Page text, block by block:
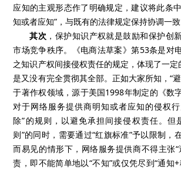
应知的主观形态作了明确规定，建议将此条
知或者应知”，与既有的法律规定保持协调一致
其次 ，保护知识产权就是鼓励和保护创
市场竞争秩序。《电商法草案》第53条是对
之知识产权间接侵权责任的规定，体现了一定
是又没有完全贯彻其全部。正如大家所知，“
于著作权领域，源于美国1998年制定的《数
对于网络服务提供商明知或者应知的侵权
除”的规则，以避免承担间接侵权责任。但
则”的同时，需要通过“红旗标准”予以限制，
而易见的情形下，网络服务提供商不得主张
责，即不能简单地以“不知”或仅凭尽到“通知